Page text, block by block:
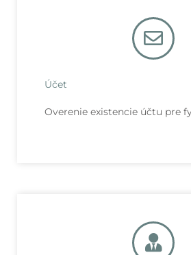
Účet
Overenie existencie účtu pre